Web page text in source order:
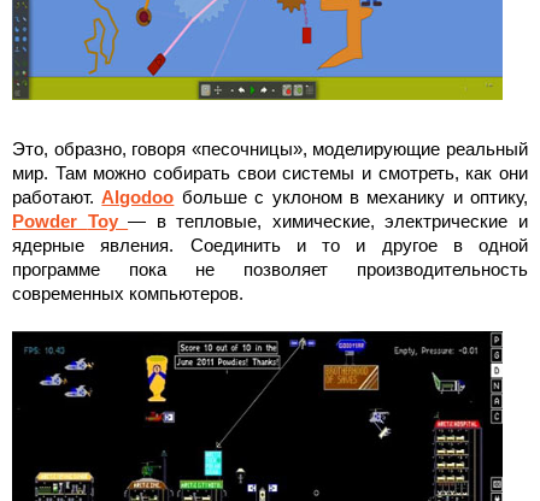
Это, образно, говоря «песочницы», моделирующие реальный
мир. Там можно собирать свои системы и смотреть, как они
работают.Algodoo больше с уклоном в механику и оптику,
Powder Toy— в тепловые, химические, электрические и
ядерные явления. Соединить и то и другое в одной
программе пока не позволяет производительность
современных компьютеров.